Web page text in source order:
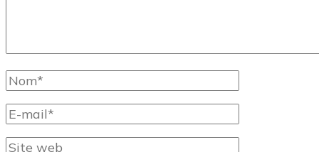
Nom
complet
E-
mail
Site